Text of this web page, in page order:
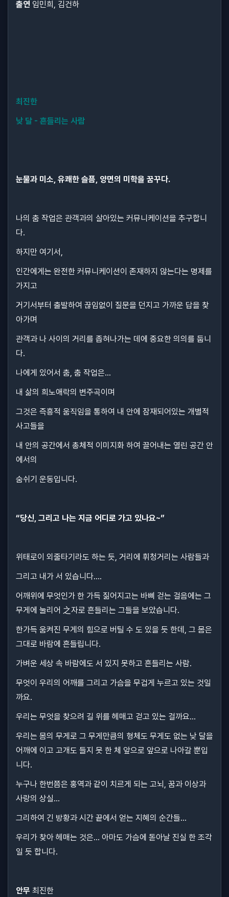
출연 임민희, 김건하
최진한
낮 달 - 흔들리는 사람
눈물과 미소, 유쾌한 슬픔, 양면의 미학을 꿈꾸다.
나의 춤 작업은 관객과의 살아있는 커뮤니케이션을 추구합니
다.
하지만 여기서,
인간에게는 완전한 커뮤니케이션이 존재하지 않는다는 명제를
가지고
거기서부터 출발하여 끊임없이 질문을 던지고 가까운 답을 찾
아가며
관객과 나 사이의 거리를 좁혀나가는 데에 중요한 의의를 둡니
다.
나에게 있어서 춤, 춤 작업은…
내 삶의 희노애락의 변주곡이며
그것은 즉흥적 움직임을 통하여 내 안에 잠재되어있는 개별적
사고들을
내 안의 공간에서 총체적 이미지화 하여 끌어내는 열린 공간 안
에서의
숨쉬기 운동입니다.
“당신, 그리고 나는 지금 어디로 가고 있나요~”
위태로이 외줄타기라도 하는 듯, 거리에 휘청거리는 사람들과
그리고 내가 서 있습니다....
어깨위에 무엇인가 한 가득 짊어지고는 바삐 걷는 걸음에는 그
무게에 눌리어 之자로 흔들리는 그들을 보았습니다.
한가득 움켜진 무게의 힘으로 버틸 수 도 있을 듯 한데, 그 몸은
그대로 바람에 흔들립니다.
가벼운 세상 속 바람에도 서 있지 못하고 흔들리는 사람.
무엇이 우리의 어깨를 그리고 가슴을 무겁게 누르고 있는 것일
까요.
우리는 무엇을 찾으려 길 위를 헤매고 걷고 있는 걸까요...
우리는 몸의 무게로 그 무게만큼의 형체도 무게도 없는 낮 달을
어깨에 이고 고개도 들지 못 한 체 앞으로 앞으로 나아갈 뿐입
니다.
누구나 한번쯤은 홍역과 같이 치르게 되는 고뇌, 꿈과 이상과
사랑의 상실...
그리하여 긴 방황과 시간 끝에서 얻는 지혜의 순간들...
우리가 찾아 헤매는 것은... 아마도 가슴에 돋아날 진실 한 조각
일 듯 합니다.
안무 최진한